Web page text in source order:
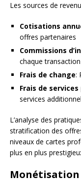
Les sources de
Cotisations
offres partenaires
Commissions
chaque transaction
Frais de change:
Frais de
services
L’analyse des
stratification des
niveaux de cartes
plus en plus